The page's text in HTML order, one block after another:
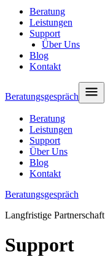
Beratung
Leistungen
Support
Über Uns
Blog
Kontakt
Beratungsgespräch
Beratung
Leistungen
Support
Über Uns
Blog
Kontakt
Beratungsgespräch
Langfristige Partnerschaft
Support